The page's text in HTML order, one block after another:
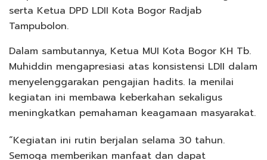
serta Ketua DPD LDII Kota Bogor Radjab
Tampubolon.
Dalam sambutannya, Ketua MUI Kota Bogor KH Tb.
Muhiddin mengapresiasi atas konsistensi LDII dalam
menyelenggarakan pengajian hadits. Ia menilai
kegiatan ini membawa keberkahan sekaligus
meningkatkan pemahaman keagamaan masyarakat.
“Kegiatan ini rutin berjalan selama 30 tahun.
Semoga memberikan manfaat dan dapat